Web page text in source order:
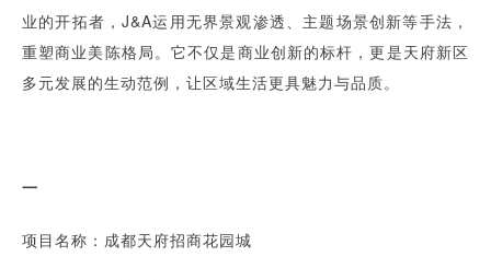
业的开拓者，J&A运用无界景观渗透、主题场景创新等手法，
重塑商业美陈格局。它不仅是商业创新的标杆，更是天府新区
多元发展的生动范例，让区域生活更具魅力与品质。
一
项目名称：成都天府招商花园城